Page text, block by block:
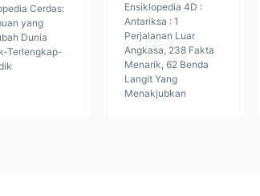
Cerdas:
yang
Dunia
Terlengkap-
Ensiklopedia 4D :
Antariksa : 1
Perjalanan Luar
Angkasa, 238 Fakta
Menarik, 62 Benda
Langit Yang
Menakjubkan